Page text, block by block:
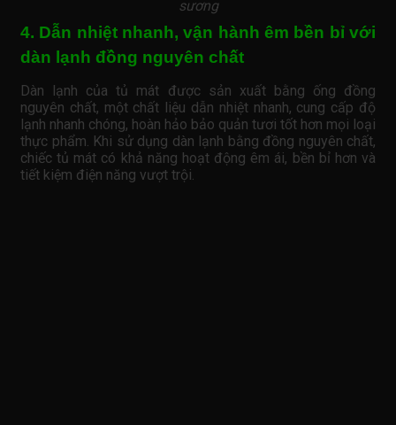
sương
4. Dẫn nhiệt nhanh, vận hành êm bền bỉ với
dàn lạnh đồng nguyên chất
Dàn lạnh của tủ mát được sản xuất bằng ống đồng
nguyên chất, một chất liệu dẫn nhiệt nhanh, cung cấp độ
lạnh nhanh chóng, hoàn hảo bảo quản tươi tốt hơn mọi loại
thực phẩm. Khi sử dụng dàn lạnh bằng đồng nguyên chất,
chiếc tủ mát có khả năng hoạt động êm ái, bền bỉ hơn và
tiết kiệm điện năng vượt trội.